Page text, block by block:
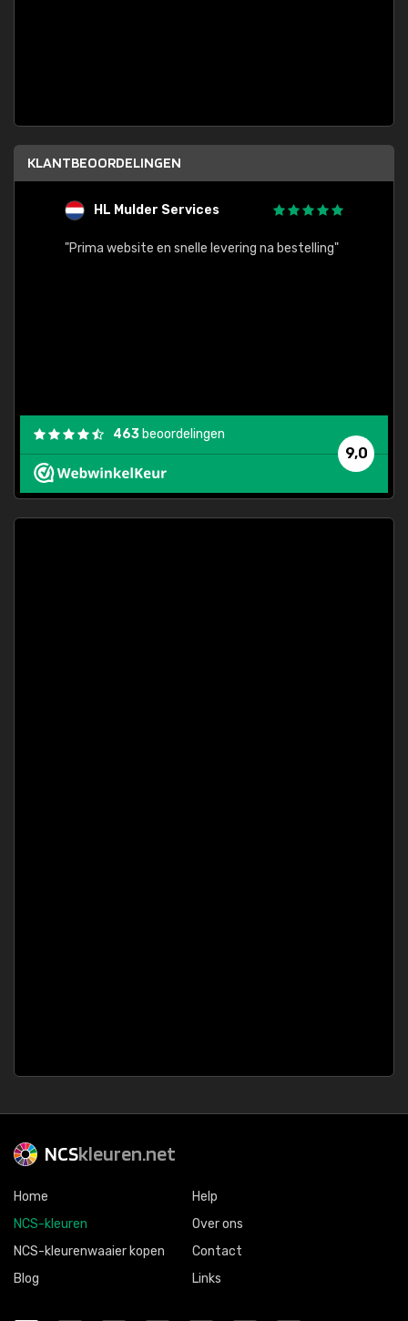
KLANTBEOORDELINGEN
HL Mulder Services
"Prima website en snelle levering na bestelling"
9,0
463 beoordelingen
NCSkleuren.net
Home
NCS-kleuren
NCS-kleurenwaaier kopen
Blog
Help
Over ons
Contact
Links